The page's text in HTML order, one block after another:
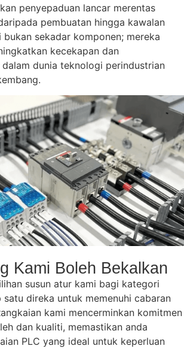
penyepaduan lancar merentas
pembuatan hingga kawalan
bukan sekadar komponen; mereka
kecekapan dan
dunia teknologi perindustrian
Kami Boleh Bekalkan
susun atur kami bagi kategori
satu direka untuk memenuhi cabaran
kami mencerminkan komitmen
dan kualiti, memastikan anda
PLC yang ideal untuk keperluan